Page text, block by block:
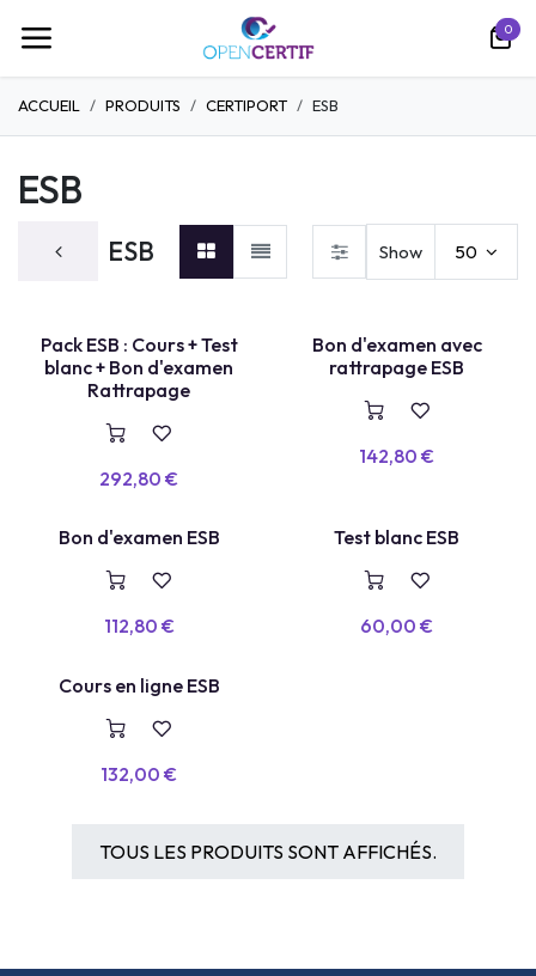
0
ACCUEIL PRODUITS CERTIPORT ESB
ESB
ESB Show 50
TEST LABEL
Pack ESB : Cours + Test
blanc + Bon d'examen
Rattrapage
292,80 €
E
X
AM
E
N
+
R
E
P
A
S
S
A
GE
Bon d'examen avec
rattrapage ESB
142,80 €
VOUCHER
Bon d'examen ESB
112,80 €
TEST BLANC
Test blanc ESB
60,00 €
COURS EN LIGNE
Cours en ligne ESB
132,00 €
TOUS LES PRODUITS SONT AFFICHÉS.